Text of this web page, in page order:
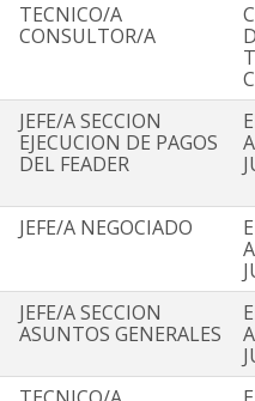
TECNICO/A
CONSULTOR/A
JEFE/A SECCION
EJECUCION DE PAGOS
DEL FEADER
JEFE/A NEGOCIADO
JEFE/A SECCION
ASUNTOS GENERALES